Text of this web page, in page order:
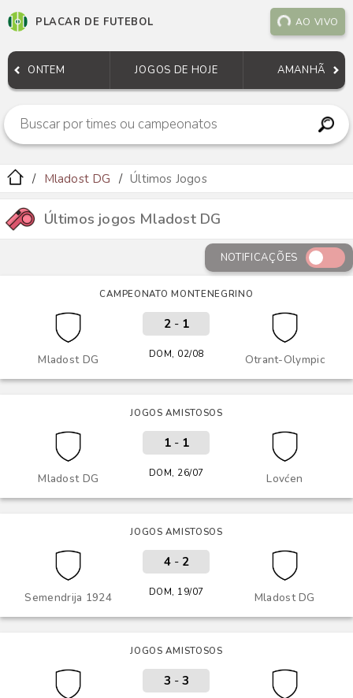
PLACAR DE FUTEBOL AO VIVO
ONTEM JOGOS DE HOJE AMANHÃ
Mladost DG Últimos Jogos
Últimos jogos Mladost DG
NOTIFICAÇÕES
CAMPEONATO MONTENEGRINO
Mladost DG Otrant-Olympic
2- 1
DOM, 02/08
JOGOS AMISTOSOS
Mladost DG Lovćen
1- 1
DOM, 26/07
JOGOS AMISTOSOS
Semendrija 1924 Mladost DG
4- 2
DOM, 19/07
JOGOS AMISTOSOS
3 - 3